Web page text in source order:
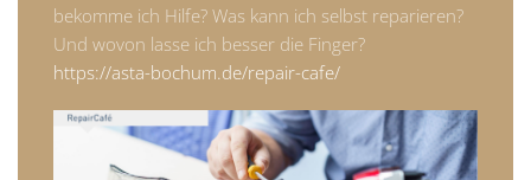
bekomme ich Hilfe? Was kann ich selbst reparieren?
Und wovon lasse ich besser die Finger?
https://asta-bochum.de/repair-cafe/